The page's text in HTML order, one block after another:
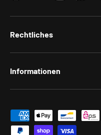
Rechtliches
Informationen
Zahlungsmethoden